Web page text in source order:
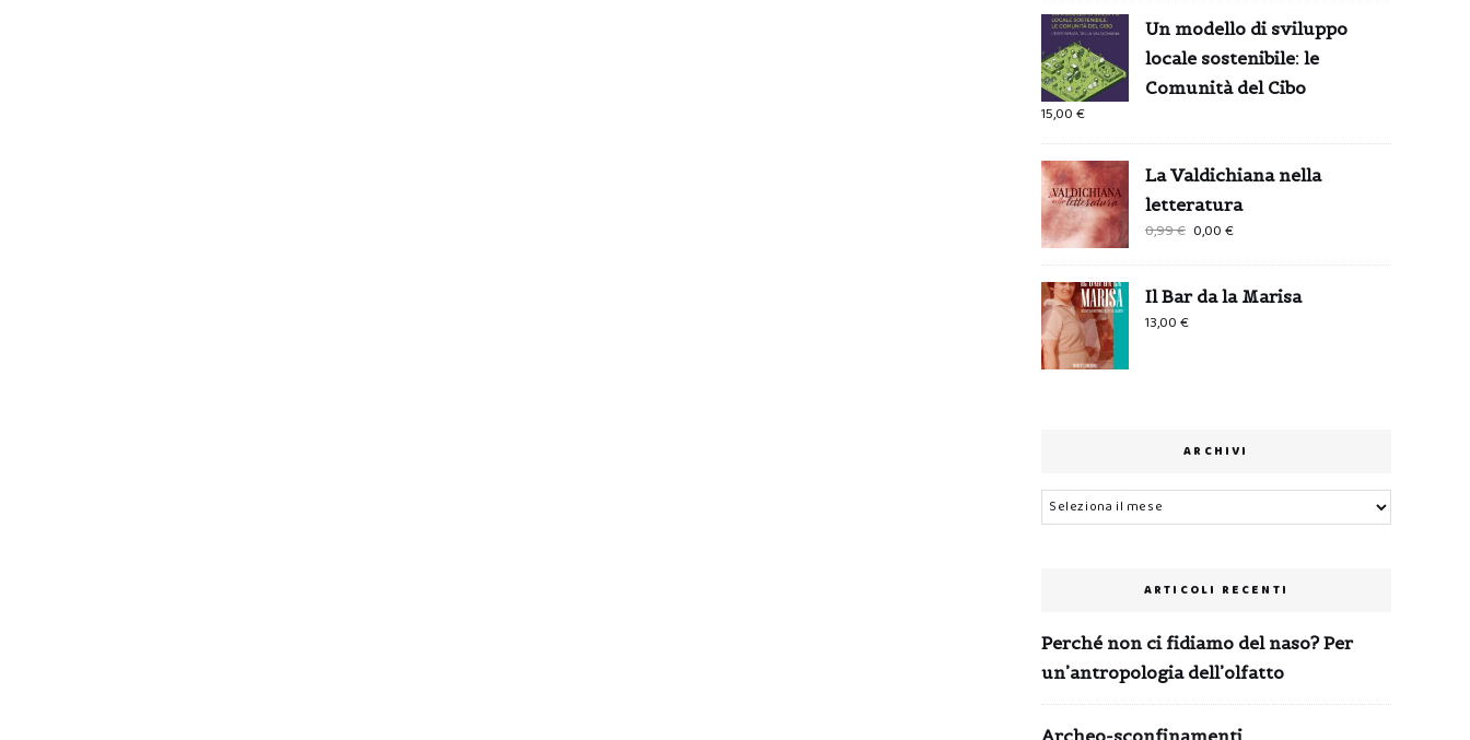
Un modello di sviluppo
locale sostenibile: le
Comunità del Cibo
15,00€
La Valdichiana nella
letteratura
0,99€
era:
0,99 €.
0,00€
è:
Il Bar da la Marisa
13,00€
ARCHIVI
Archivi
ARTICOLI RECENTI
Perché non ci fidiamo del naso? Per
un’antropologia dell’olfatto
Archeo-sconfinamenti